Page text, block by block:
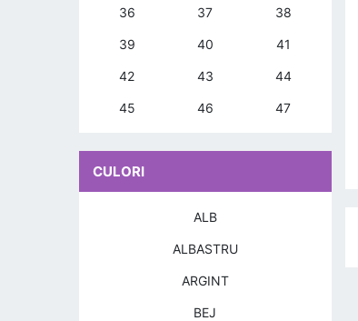
36 37 38
39 40 41
42 43 44
45 46 47
CULORI
ALB
ALBASTRU
ARGINT
BEJ